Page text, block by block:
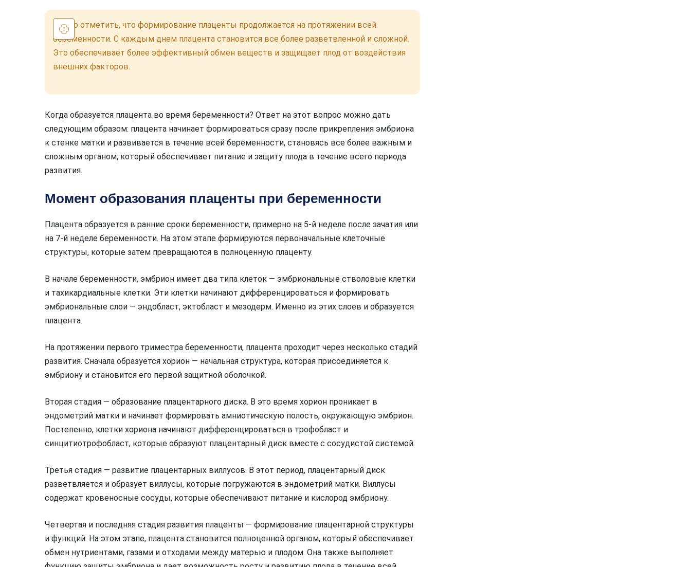
Важно отметить, что формирование плаценты продолжается на протяжении всей
беременности. С каждым днем плацента становится все более разветвленной и сложной.
Это обеспечивает более эффективный обмен веществ и защищает плод от воздействия
внешних факторов.
Когда образуется плацента во время беременности? Ответ на этот вопрос можно дать
следующим образом: плацента начинает формироваться сразу после прикрепления эмбриона
к стенке матки и развивается в течение всей беременности, становясь все более важным и
сложным органом, который обеспечивает питание и защиту плода в течение всего периода
развития.
Момент образования плаценты при беременности
Плацента образуется в ранние сроки беременности, примерно на 5-й неделе после зачатия или
на 7-й неделе беременности. На этом этапе формируются первоначальные клеточные
структуры, которые затем превращаются в полноценную плаценту.
В начале беременности, эмбрион имеет два типа клеток — эмбриональные стволовые клетки
и тахикардиальные клетки. Эти клетки начинают дифференцироваться и формировать
эмбриональные слои — эндобласт, эктобласт и мезодерм. Именно из этих слоев и образуется
плацента.
На протяжении первого триместра беременности, плацента проходит через несколько стадий
развития. Сначала образуется хорион — начальная структура, которая присоединяется к
эмбриону и становится его первой защитной оболочкой.
Вторая стадия — образование плацентарного диска. В это время хорион проникает в
эндометрий матки и начинает формировать амниотическую полость, окружающую эмбрион.
Постепенно, клетки хориона начинают дифференцироваться в трофобласт и
синцитиотрофобласт, которые образуют плацентарный диск вместе с сосудистой системой.
Третья стадия — развитие плацентарных виллусов. В этот период, плацентарный диск
разветвляется и образует виллусы, которые погружаются в эндометрий матки. Виллусы
содержат кровеносные сосуды, которые обеспечивают питание и кислород эмбриону.
Четвертая и последняя стадия развития плаценты — формирование плацентарной структуры
и функций. На этом этапе, плацента становится полноценной органом, который обеспечивает
обмен нутриентами, газами и отходами между матерью и плодом. Она также выполняет